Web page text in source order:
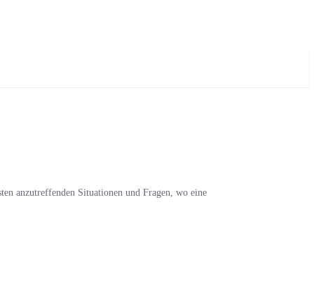
anzutreffenden Situationen und Fragen, wo eine